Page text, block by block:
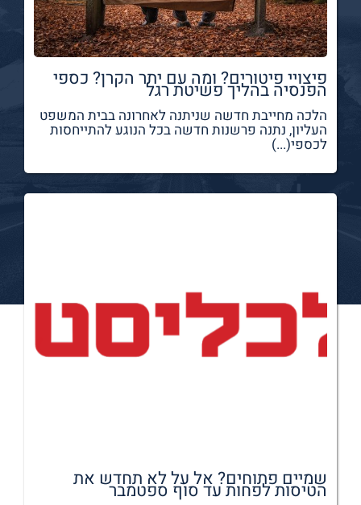
פיצויי פיטורים? ומה עם יתר הקרן? כספי
הפנסיה בהליך פשיטת רגל
הלכה מחייבת חדשה שניתנה לאחרונה בבית המשפט
העליון, נתנה פרשנות חדשה בכל הנוגע להתייחסות
לכספי(...)
שמיים פתוחים? אל על לא תחדש את
הטיסות לפחות עד סוף ספטמבר